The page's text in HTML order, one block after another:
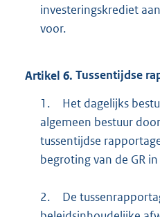
investeringskrediet
voor.
Artikel 6. Tussentijdse
1.
Het dagelijks
algemeen bestuur
tussentijdse
begroting van de GR
2.
De